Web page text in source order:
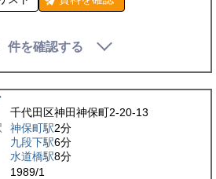
件を確認する
千代田区神田神保町2-20-13
神保町駅2分
九段下駅6分
水道橋駅8分
1989/1